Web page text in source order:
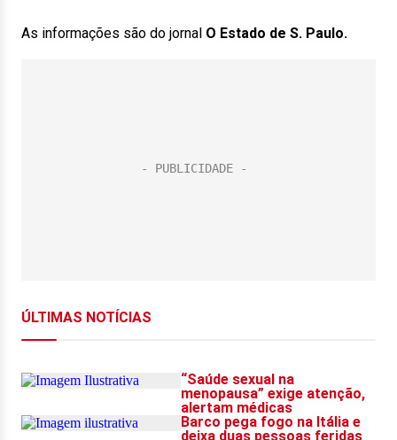
As informações são do jornal O Estado de S. Paulo.